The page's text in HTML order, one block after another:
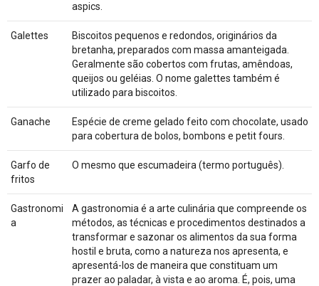
aspics.
Galettes
Biscoitos pequenos e redondos, originários da
bretanha, preparados com massa amanteigada.
Geralmente são cobertos com frutas, amêndoas,
queijos ou geléias. O nome galettes também é
utilizado para biscoitos.
Ganache
Espécie de creme gelado feito com chocolate, usado
para cobertura de bolos, bombons e petit fours.
Garfo de
fritos
O mesmo que escumadeira (termo português).
Gastronomi
a
A gastronomia é a arte culinária que compreende os
métodos, as técnicas e procedimentos destinados a
transformar e sazonar os alimentos da sua forma
hostil e bruta, como a natureza nos apresenta, e
apresentá-los de maneira que constituam um
prazer ao paladar, à vista e ao aroma. É, pois, uma